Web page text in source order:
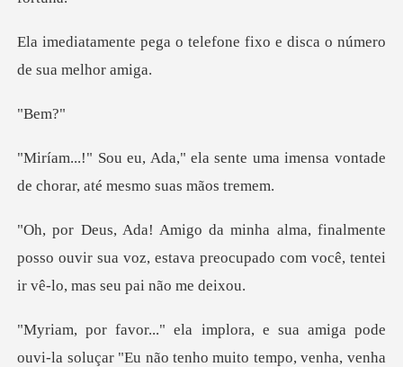
telefone fixo e disca o n
em
sente uma imensa vontade
de cho
nte
posso ouvir sua voz, estava preocupado com v
a pode
ouvi-la soluçar "Eu não tenho muito tem